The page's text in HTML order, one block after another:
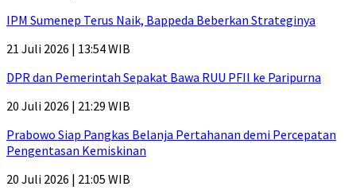
IPM Sumenep Terus Naik, Bappeda Beberkan Strateginya
21 Juli 2026 | 13:54 WIB
DPR dan Pemerintah Sepakat Bawa RUU PFII ke Paripurna
20 Juli 2026 | 21:29 WIB
Prabowo Siap Pangkas Belanja Pertahanan demi Percepatan
Pengentasan Kemiskinan
20 Juli 2026 | 21:05 WIB